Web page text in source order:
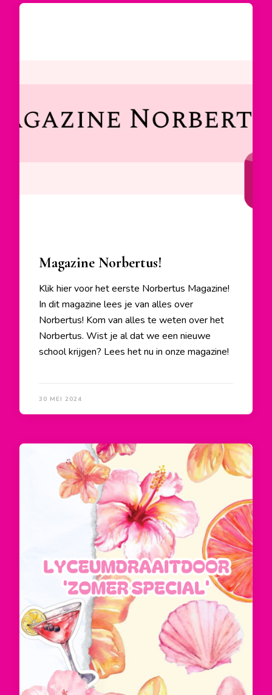
Magazine Norbertus!
Klik hier voor het eerste Norbertus Magazine!
In dit magazine lees je van alles over
Norbertus! Kom van alles te weten over het
Norbertus. Wist je al dat we een nieuwe
school krijgen? Lees het nu in onze magazine!
30 MEI 2024